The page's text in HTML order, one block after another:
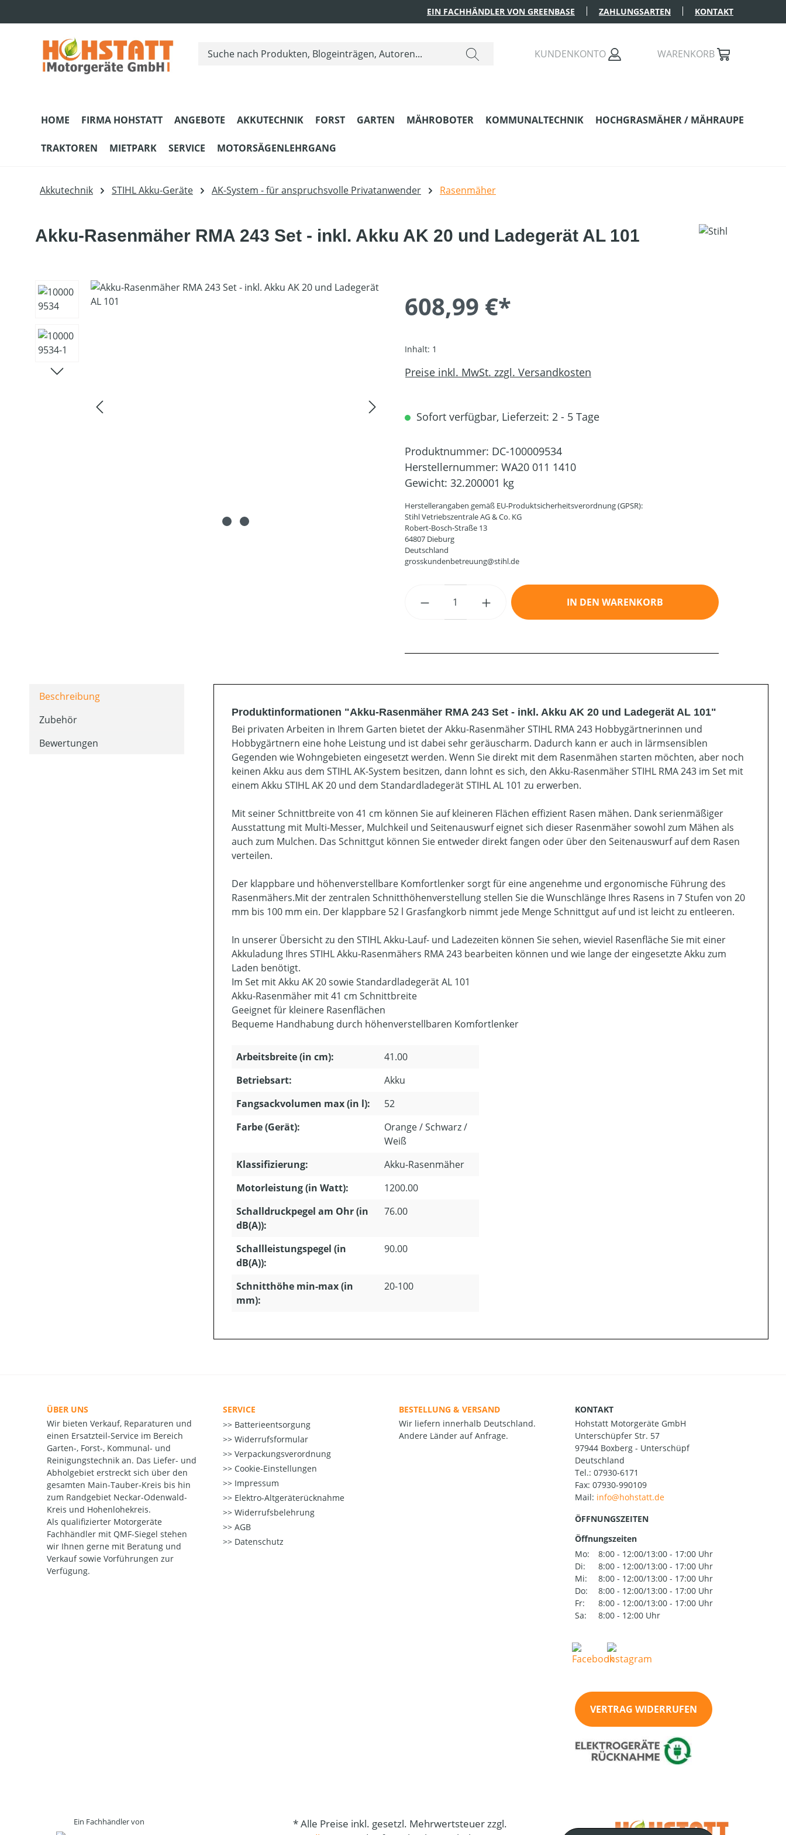
EIN FACHHÄNDLER VON GREENBASE ZAHLUNGSARTEN KONTAKT
KUNDENKONTO WARENKORB
HOME FIRMA HOHSTATT ANGEBOTE AKKUTECHNIK FORST GARTEN MÄHROBOTER KOMMUNALTECHNIK HOCHGRASMÄHER / MÄHRAUPE
TRAKTOREN MIETPARK SERVICE MOTORSÄGENLEHRGANG
Akkutechnik STIHL Akku-Geräte AK-System - für anspruchsvolle Privatanwender Rasenmäher
Akku-Rasenmäher RMA 243 Set - inkl. Akku AK 20 und Ladegerät AL 101
Bildergalerie überspringen
608,99 €*
Inhalt: 1
Preise inkl. MwSt. zzgl. Versandkosten
Sofort verfügbar, Lieferzeit: 2 - 5 Tage
Produktnummer: DC-100009534
Herstellernummer: WA20 011 1410
Gewicht: 32.200001 kg
Herstellerangaben gemäß EU-Produktsicherheitsverordnung (GPSR):
Stihl Vetriebszentrale AG & Co. KG
Robert-Bosch-Straße 13
64807 Dieburg
Deutschland
grosskundenbetreuung@stihl.de
Produkt Anzahl: Gib den gewünschten Wert ein oder
IN DEN WARENKORB
Beschreibung
Zubehör
Bewertungen
Produktinformationen "Akku-Rasenmäher RMA 243 Set - inkl. Akku AK 20 und Ladegerät AL 101"
Bei privaten Arbeiten in Ihrem Garten bietet der Akku-Rasenmäher STIHL RMA 243 Hobbygärtnerinnen und
Hobbygärtnern eine hohe Leistung und ist dabei sehr geräuscharm. Dadurch kann er auch in lärmsensiblen
Gegenden wie Wohngebieten eingesetzt werden. Wenn Sie direkt mit dem Rasenmähen starten möchten, aber noch
keinen Akku aus dem STIHL AK-System besitzen, dann lohnt es sich, den Akku-Rasenmäher STIHL RMA 243 im Set mit
einem Akku STIHL AK 20 und dem Standardladegerät STIHL AL 101 zu erwerben.
Mit seiner Schnittbreite von 41 cm können Sie auf kleineren Flächen effizient Rasen mähen. Dank serienmäßiger
Ausstattung mit Multi-Messer, Mulchkeil und Seitenauswurf eignet sich dieser Rasenmäher sowohl zum Mähen als
auch zum Mulchen. Das Schnittgut können Sie entweder direkt fangen oder über den Seitenauswurf auf dem Rasen
verteilen.
Der klappbare und höhenverstellbare Komfortlenker sorgt für eine angenehme und ergonomische Führung des
Rasenmähers.Mit der zentralen Schnitthöhenverstellung stellen Sie die Wunschlänge Ihres Rasens in 7 Stufen von 20
mm bis 100 mm ein. Der klappbare 52 l Grasfangkorb nimmt jede Menge Schnittgut auf und ist leicht zu entleeren.
In unserer Übersicht zu den STIHL Akku-Lauf- und Ladezeiten können Sie sehen, wieviel Rasenfläche Sie mit einer
Akkuladung Ihres STIHL Akku-Rasenmähers RMA 243 bearbeiten können und wie lange der eingesetzte Akku zum
Laden benötigt.
Im Set mit Akku AK 20 sowie Standardladegerät AL 101
Akku-Rasenmäher mit 41 cm Schnittbreite
Geeignet für kleinere Rasenflächen
Bequeme Handhabung durch höhenverstellbaren Komfortlenker
Arbeitsbreite (in cm):
41.00
Betriebsart:
Akku
Fangsackvolumen max (in l):
52
Farbe (Gerät):
Orange / Schwarz /
Weiß
Klassifizierung:
Akku-Rasenmäher
Motorleistung (in Watt):
1200.00
Schalldruckpegel am Ohr (in
dB(A)):
76.00
Schallleistungspegel (in
dB(A)):
90.00
Schnitthöhe min-max (in
mm):
20-100
ÜBER UNS
Wir bieten Verkauf, Reparaturen und
einen Ersatzteil-Service im Bereich
Garten-, Forst-, Kommunal- und
Reinigungstechnik an. Das Liefer- und
Abholgebiet erstreckt sich über den
gesamten Main-Tauber-Kreis bis hin
zum Randgebiet Neckar-Odenwald-
Kreis und Hohenlohekreis.
Als qualifizierter Motorgeräte
Fachhändler mit QMF-Siegel stehen
wir Ihnen gerne mit Beratung und
Verkauf sowie Vorführungen zur
Verfügung.
SERVICE
Batterieentsorgung
Widerrufsformular
Verpackungsverordnung
Cookie-Einstellungen
Impressum
Elektro-Altgeräterücknahme
Widerrufsbelehrung
AGB
Datenschutz
BESTELLUNG & VERSAND
Wir liefern innerhalb Deutschland.
Andere Länder auf Anfrage.
KONTAKT
Hohstatt Motorgeräte GmbH
Unterschüpfer Str. 57
97944 Boxberg - Unterschüpf
Deutschland
Tel.: 07930-6171
Fax: 07930-990109
Mail:
ÖFFNUNGSZEITEN
Öffnungszeiten
Mo:
8:00 - 12:00/13:00 - 17:00 Uhr
Di:
8:00 - 12:00/13:00 - 17:00 Uhr
Mi:
8:00 - 12:00/13:00 - 17:00 Uhr
Do:
8:00 - 12:00/13:00 - 17:00 Uhr
Fr:
8:00 - 12:00/13:00 - 17:00 Uhr
Sa:
8:00 - 12:00 Uhr
VERTRAG WIDERRUFEN
Ein Fachhändler von
* Alle Preise inkl. gesetzl. Mehrwertsteuer zzgl.